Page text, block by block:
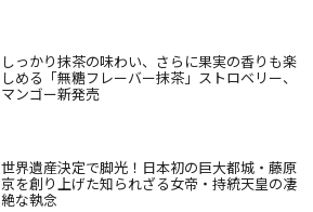
しっかり抹茶の味わい、さらに果実の香りも楽
しめる「無糖フレーバー抹茶」ストロベリー、
マンゴー新発売
世界遺産決定で脚光！日本初の巨大都城・藤原
京を創り上げた知られざる女帝・持統天皇の凄
絶な執念